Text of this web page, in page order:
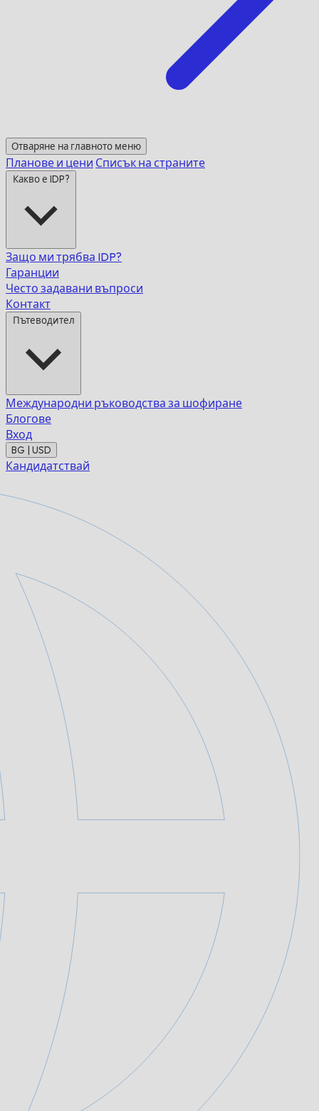
Отваряне на главното меню
Планове и цени Списък на страните
Какво е IDP?
Защо ми трябва IDP?
Гаранции
Често задавани въпроси
Контакт
Пътеводител
Международни ръководства за шофиране
Блогове
Вход
BG | USD
Кандидатствай